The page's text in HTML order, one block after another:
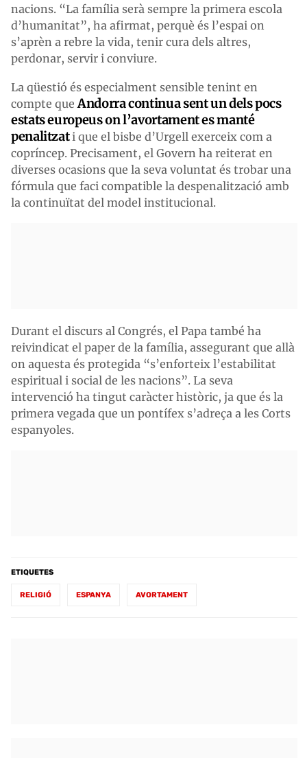
nacions. “La família serà sempre la primera escola
d’humanitat”, ha afirmat, perquè és l’espai on
s’aprèn a rebre la vida, tenir cura dels altres,
perdonar, servir i conviure.
La qüestió és especialment sensible tenint en
compte que Andorra continua sent un dels pocs
estats europeus on l’avortament es manté
penalitzati que el bisbe d’Urgell exerceix com a
copríncep. Precisament, el Govern ha reiterat en
diverses ocasions que la seva voluntat és trobar una
fórmula que faci compatible la despenalització amb
la continuïtat del model institucional.
Durant el discurs al Congrés, el Papa també ha
reivindicat el paper de la família, assegurant que allà
on aquesta és protegida “s’enforteix l’estabilitat
espiritual i social de les nacions”. La seva
intervenció ha tingut caràcter històric, ja que és la
primera vegada que un pontífex s’adreça a les Corts
espanyoles.
ETIQUETES
RELIGIÓ ESPANYA AVORTAMENT